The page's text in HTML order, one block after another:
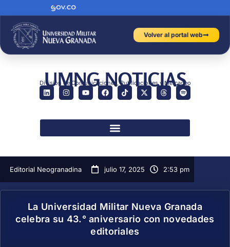
Volver al portal web
UMNG NOTICIAS
División de Comunicaciones, Publicaciones y Mercadeo
Editorial Neogranadina julio 17, 2025 2:53 pm
La Universidad Militar Nueva Granada
celebra su 43.° aniversario con novedades
editoriales